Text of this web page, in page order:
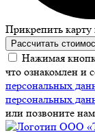
Прикрепить карту
Рассчитать
Нажимая
что ознакомлен и
персональных
персональных
или позвоните нам